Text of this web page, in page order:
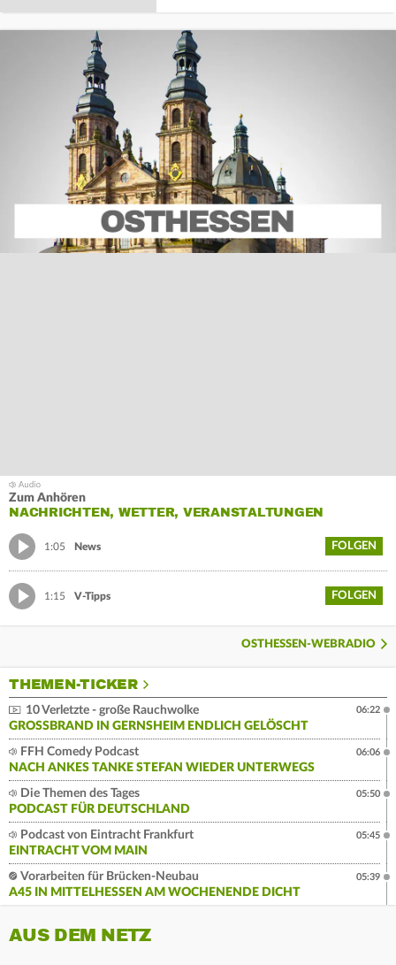
Zum Anhören
NACHRICHTEN, WETTER, VERANSTALTUNGEN
1:05 News FOLGEN
1:15 V-Tipps FOLGEN
OSTHESSEN-WEBRADIO
THEMEN-TICKER
10 Verletzte - große Rauchwolke
GROSSBRAND IN GERNSHEIM ENDLICH GELÖSCHT
06:22
FFH Comedy Podcast
NACH ANKES TANKE STEFAN WIEDER UNTERWEGS
06:06
Die Themen des Tages
PODCAST FÜR DEUTSCHLAND
05:50
Podcast von Eintracht Frankfurt
EINTRACHT VOM MAIN
05:45
Vorarbeiten für Brücken-Neubau
A45 IN MITTELHESSEN AM WOCHENENDE DICHT
05:39
AUS DEM NETZ